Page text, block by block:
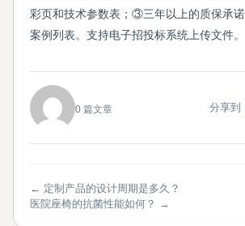
彩页和技术参数表；③三年以上的质保承
案例列表。支持电子招投标系统上传文件。
0 篇文章 分享到
← 定制产品的设计周期是多久？
医院座椅的抗菌性能如何？ →